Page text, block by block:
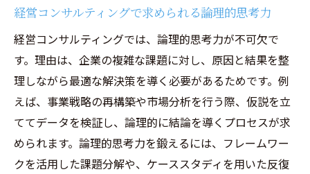
経営コンサルティングで求められる論理的思考力
経営コンサルティングでは、論理的思考力が不可欠で
す。理由は、企業の複雑な課題に対し、原因と結果を整
理しながら最適な解決策を導く必要があるためです。例
えば、事業戦略の再構築や市場分析を行う際、仮説を立
ててデータを検証し、論理的に結論を導くプロセスが求
められます。論理的思考力を鍛えるには、フレームワー
クを活用した課題分解や、ケーススタディを用いた反復